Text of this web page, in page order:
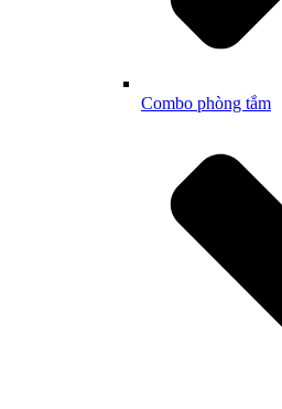
Combo phòng tắm